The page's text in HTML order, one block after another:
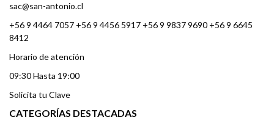
sac@san-antonio.cl
+56 9 4464 7057 +56 9 4456 5917 +56 9 9837 9690 +56 9 6645
8412
Horario de atención
09:30 Hasta 19:00
Solicita tu Clave
CATEGORÍAS DESTACADAS